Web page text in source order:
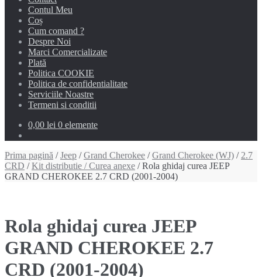
Contul Meu
Coș
Cum comand ?
Despre Noi
Marci Comercializate
Plată
Politica COOKIE
Politica de confidentialitate
Serviciile Noastre
Termeni si conditii
0,00 lei 0 elemente
Prima pagină /Jeep /Grand Cherokee /Grand Cherokee (WJ) / 2.7
CRD /Kit distributie / Curea anexe / Rola ghidaj curea JEEP
GRAND CHEROKEE 2.7 CRD (2001-2004)
Rola ghidaj curea JEEP
GRAND CHEROKEE 2.7
CRD (2001-2004)